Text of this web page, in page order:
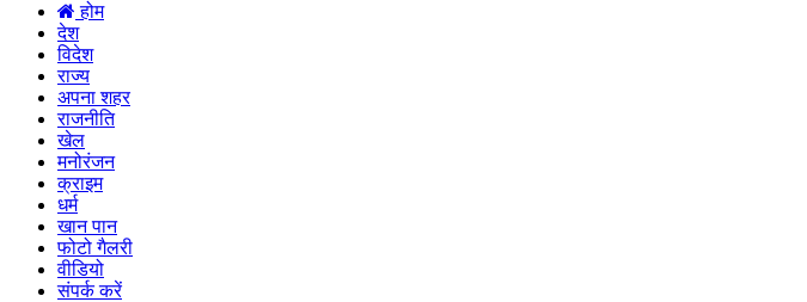
होम
देश
विदेश
राज्य
अपना शहर
राजनीति
खेल
मनोरंजन
क्राइम
धर्म
खान पान
फोटो गैलरी
वीडियो
संपर्क करें